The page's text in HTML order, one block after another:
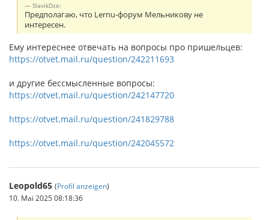
SlavikDze:
Предполагаю, что Lernu-форум Мельникову не
интересен.
Ему интереснее отвечать на вопросы про пришельцев:
https://otvet.mail.ru/question/242211693
и другие бессмысленные вопросы:
https://otvet.mail.ru/question/242147720
https://otvet.mail.ru/question/241829788
https://otvet.mail.ru/question/242045572
Leopold65 (Profil anzeigen)
10. Mai 2025 08:18:36